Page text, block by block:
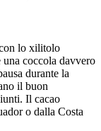
lo xilitolo
coccola davvero
durante la
il buon
Il cacao
o dalla Costa